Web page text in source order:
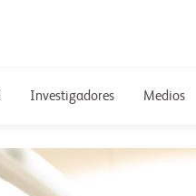
Investigadores Medios